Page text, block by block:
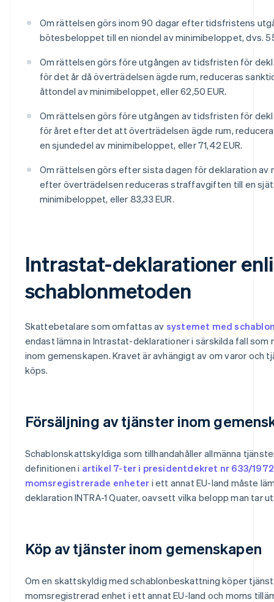
Om rättelsen görs inom 90 dagar efter tidsfristens
bötesbeloppet till en niondel av minimibeloppet, dvs.
Om rättelsen görs före utgången av tidsfristen för
för det år då överträdelsen ägde rum, reduceras
åttondel av minimibeloppet, eller 62,50 EUR.
Om rättelsen görs före utgången av tidsfristen för
för året efter det att överträdelsen ägde rum,
en sjundedel av minimibeloppet, eller 71,42 EUR.
Om rättelsen görs efter sista dagen för deklaration av
efter överträdelsen reduceras straffavgiften till en
minimibeloppet, eller 83,33 EUR.
Intrastat-deklarationer
schablonmetoden
Skattebetalare som omfattas av systemet med
endast lämna in Intrastat-deklarationer i särskilda fall som
inom gemenskapen. Kravet är avhängigt av om varor och
köps.
Försäljning av tjänster inom
Schablonskattskyldiga som tillhandahåller allmänna
definitionen i artikel 7-ter i presidentdekret nr 633/1972
momsregistrerade enheter i ett annat EU-land måste
deklaration INTRA-1 Quater, oavsett vilka belopp man tar
Köp av tjänster inom gemenskapen
Om en skattskyldig med schablonbeskattning köper
momsregistrerad enhet i ett annat EU-land och moms